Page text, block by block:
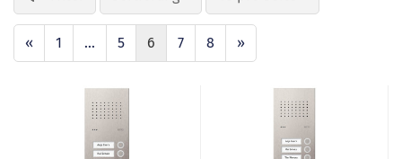
« 1 ... 5 6 7 8 »